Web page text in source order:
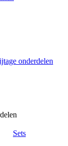
onderdelen
Sets